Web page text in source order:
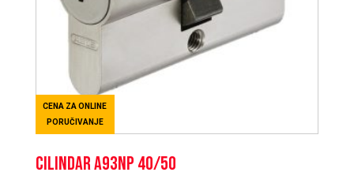
CENA ZA ONLINE
PORUČIVANJE
CILINDAR A93NP 40/50